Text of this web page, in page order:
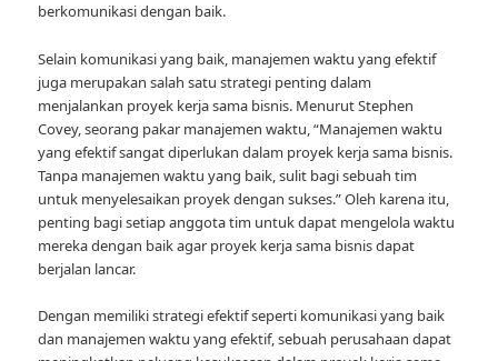
berkomunikasi dengan baik.
Selain komunikasi yang baik, manajemen waktu yang efektif
juga merupakan salah satu strategi penting dalam
menjalankan proyek kerja sama bisnis. Menurut Stephen
Covey, seorang pakar manajemen waktu, “Manajemen waktu
yang efektif sangat diperlukan dalam proyek kerja sama bisnis.
Tanpa manajemen waktu yang baik, sulit bagi sebuah tim
untuk menyelesaikan proyek dengan sukses.” Oleh karena itu,
penting bagi setiap anggota tim untuk dapat mengelola waktu
mereka dengan baik agar proyek kerja sama bisnis dapat
berjalan lancar.
Dengan memiliki strategi efektif seperti komunikasi yang baik
dan manajemen waktu yang efektif, sebuah perusahaan dapat